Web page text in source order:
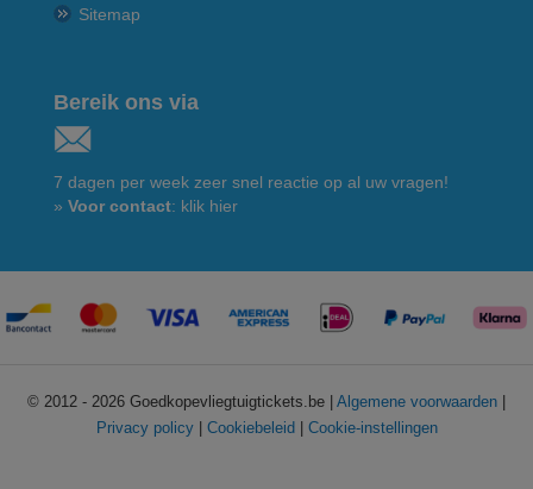
Sitemap
Bereik ons via
7 dagen per week zeer snel reactie op al uw vragen!
» Voor contact: klik hier
© 2012 - 2026 Goedkopevliegtuigtickets.be | Algemene voorwaarden
Privacy policy| Cookiebeleid Cookie-instellingen